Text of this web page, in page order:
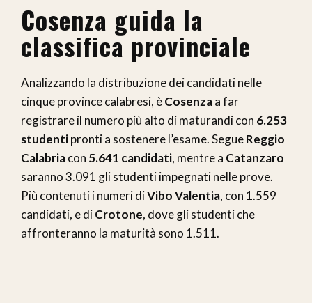
Cosenza guida la
classifica provinciale
Analizzando la distribuzione dei candidati nelle
cinque province calabresi, èCosenzaa far
registrare il numero più alto di maturandi con 6.253
studentipronti a sostenere l’esame. SegueReggio
Calabriacon 5.641 candidati, mentre a Catanzaro
saranno 3.091 gli studenti impegnati nelle prove.
Più contenuti i numeri diVibo Valentia, con 1.559
candidati, e diCrotone, dove gli studenti che
affronteranno la maturità sono 1.511.